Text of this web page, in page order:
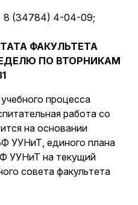
8 (34784) 4-04-09;
ФАКУЛЬТЕТА
ПО ВТОРНИКАМ
процесса
работа со
на основании
УУНиТ, единого плана
УУНиТ на текущий
совета факультета